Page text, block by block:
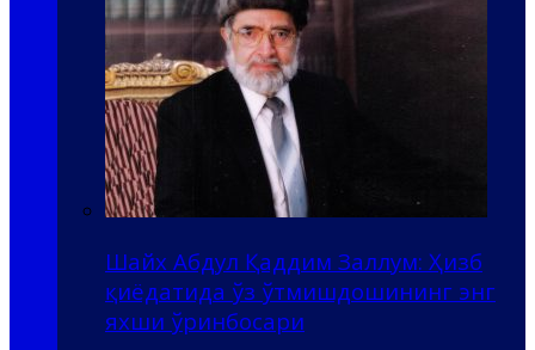
Шайх Абдул Қаддим Заллум: Ҳизб
қиёдатида ўз ўтмишдошининг энг
яхши ўринбосари